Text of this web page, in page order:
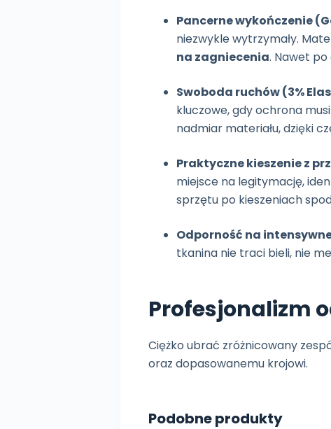
Pancerne wykończenie
niezwykle wytrzymały.
na zagniecenia. Nawet
Swoboda ruchów (3%
kluczowe, gdy ochrona
nadmiar materiału, dzięki
Praktyczne kieszenie z
miejsce na legitymację,
sprzętu po kieszeniach
Odporność na
tkanina nie traci bieli, nie
Profesjonalizm
Ciężko ubrać zróżnicowany
oraz dopasowanemu krojowi.
Podobne produkty